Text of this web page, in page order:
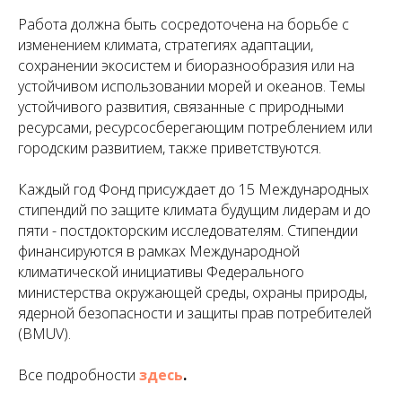
Работа должна быть сосредоточена на борьбе с
изменением климата, стратегиях адаптации,
сохранении экосистем и биоразнообразия или на
устойчивом использовании морей и океанов. Темы
устойчивого развития, связанные с природными
ресурсами, ресурсосберегающим потреблением или
городским развитием, также приветствуются.
Каждый год Фонд присуждает до 15 Международных
стипендий по защите климата будущим лидерам и до
пяти - постдокторским исследователям. Стипендии
финансируются в рамках Международной
климатической инициативы Федерального
министерства окружающей среды, охраны природы,
ядерной безопасности и защиты прав потребителей
(BMUV).
Все подробности здесь.